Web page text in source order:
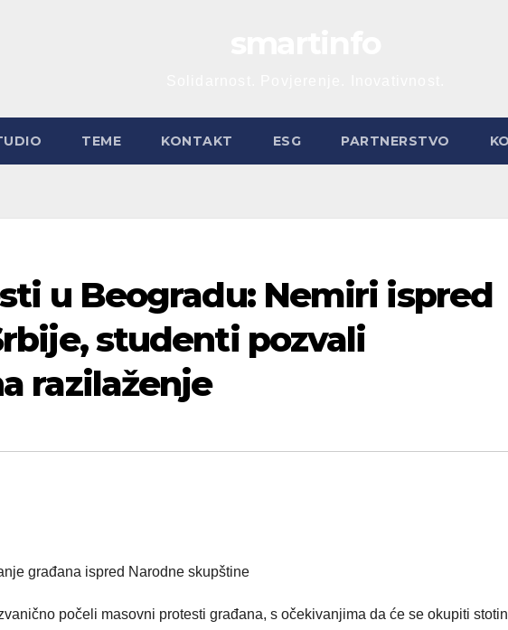
TEME KONTAKT ESG PARTNERSTVO
u Beogradu: Nemiri ispred
studenti pozvali
razilaženje
građana ispred Narodne skupštine
počeli masovni protesti građana, s očekivanjima da će se okupiti